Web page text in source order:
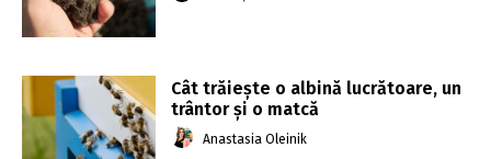
Cât trăiește o albină lucrătoare, un
trântor și o matcă
Anastasia Oleinik